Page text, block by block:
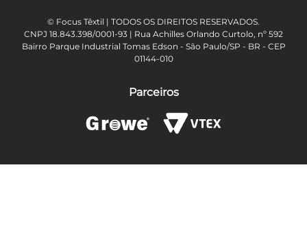
© Focus Têxtil | TODOS OS DIREITOS RESERVADOS.
CNPJ 18.843.398/0001-93 | Rua Achilles Orlando Curtolo, nº 592
Bairro Parque Industrial Tomas Edson - São Paulo/SP - BR - CEP
01144-010
Parceiros